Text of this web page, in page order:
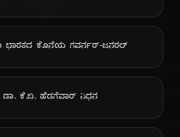
ಭಾರತದ ಕೊನೆಯ ಗವರ್ನರ್-ಜನರಲ್
ಡಾ. ಕೆ.ಬಿ. ಹೆಡಗೆವಾರ್ ನಿಧನ